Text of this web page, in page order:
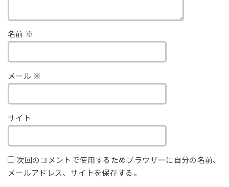
名前 ※
メール ※
サイト
次回のコメントで使用するためブラウザーに自分の名前、
メールアドレス、サイトを保存する。